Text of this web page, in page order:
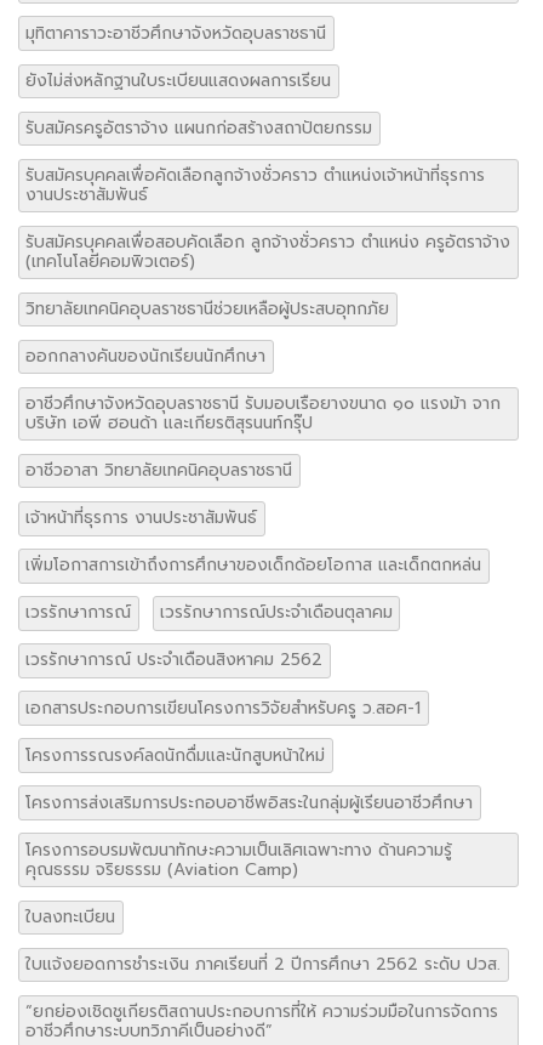
มุทิตาคาราวะอาชีวศึกษาจังหวัดอุบลราชธานี
ยังไม่ส่งหลักฐานใบระเบียนแสดงผลการเรียน
รับสมัครครูอัตราจ้าง แผนกก่อสร้างสถาปัตยกรรม
รับสมัครบุคคลเพื่อคัดเลือกลูกจ้างชั่วคราว ตำแหน่งเจ้าหน้าที่ธุรการ
งานประชาสัมพันธ์
รับสมัครบุคคลเพื่อสอบคัดเลือก ลูกจ้างชั่วคราว ตำแหน่ง ครูอัตราจ้าง
(เทคโนโลยีคอมพิวเตอร์)
วิทยาลัยเทคนิคอุบลราชธานีช่วยเหลือผู้ประสบอุทกภัย
ออกกลางคันของนักเรียนนักศึกษา
อาชีวศึกษาจังหวัดอุบลราชธานี รับมอบเรือยางขนาด ๑๐ แรงม้า จาก
บริษัท เอพี ฮอนด้า และเกียรติสุรนนท์กรุ๊ป
อาชีวอาสา วิทยาลัยเทคนิคอุบลราชธานี
เจ้าหน้าที่ธุรการ งานประชาสัมพันธ์
เพิ่มโอกาสการเข้าถึงการศึกษาของเด็กด้อยโอกาส และเด็กตกหล่น
เวรรักษาการณ์
เวรรักษาการณ์ประจำเดือนตุลาคม
เวรรักษาการณ์ ประจำเดือนสิงหาคม 2562
เอกสารประกอบการเขียนโครงการวิจัยสำหรับครู ว.สอศ-1
โครงการรณรงค์ลดนักดื่มและนักสูบหน้าใหม่
โครงการส่งเสริมการประกอบอาชีพอิสระในกลุ่มผู้เรียนอาชีวศึกษา
โครงการอบรมพัฒนาทักษะความเป็นเลิศเฉพาะทาง ด้านความรู้
คุณธรรม จริยธรรม (Aviation Camp)
ใบลงทะเบียน
ใบแจ้งยอดการชำระเงิน ภาคเรียนที่ 2 ปีการศึกษา 2562 ระดับ ปวส.
“ยกย่องเชิดชูเกียรติสถานประกอบการที่ให้ ความร่วมมือในการจัดการ
อาชีวศึกษาระบบทวิภาคีเป็นอย่างดี”